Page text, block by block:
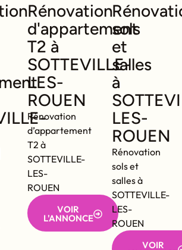
Rénovation
d'appartement
T2 à
SOTTEVILLE-
LES-
ROUEN
Rénovation
d’appartement
T2 à
SOTTEVILLE-
LES-
ROUEN
VOIR
L'ANNONCE
sols
et
salles
à
LES-
ROUEN
Rénovation
sols et
salles à
SOTTEVILLE-
LES-
ROUEN
VOIR